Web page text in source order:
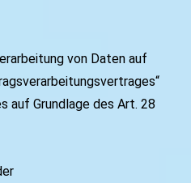
von Daten auf
auf Grundlage des Art. 28